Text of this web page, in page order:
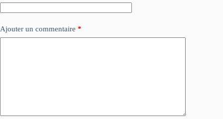
Ajouter un commentaire *